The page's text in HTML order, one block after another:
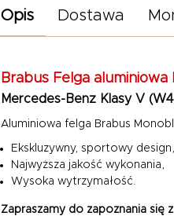
Opis Dostawa
Brabus Felga aluminiowa
Mercedes-Benz Klasy V
Aluminiowa felga Brabus
Ekskluzywny, sportowy design,
Najwyższa jakość wykonania,
Wysoka wytrzymałość.
Zapraszamy do zapoznania się